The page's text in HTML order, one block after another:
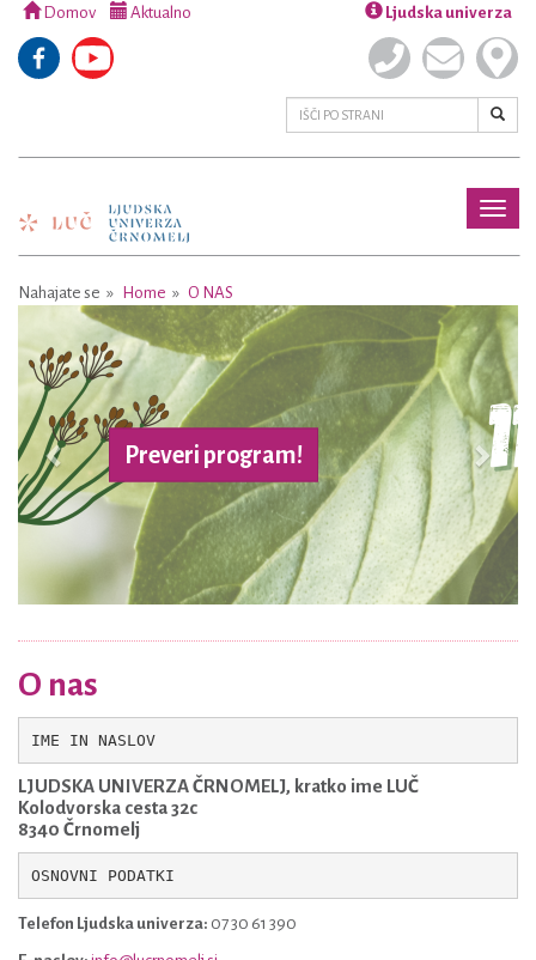
Domov Aktualno Ljudska univerza
Nahajate se Home O NAS
Preveri program!
Previous Next
O nas
IME IN NASLOV
LJUDSKA UNIVERZA ČRNOMELJ, kratko ime LUČ
Kolodvorska cesta 32c
8340 Črnomelj
OSNOVNI PODATKI
Telefon Ljudska univerza: 07 30 61 390